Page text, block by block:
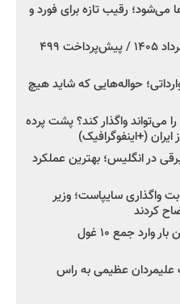
رقیب تازه برای فورد و
فروش کوییک اس از امروز در مرداد ۱۴۰۵ / پیش‌پرداخت ۴۹۹
حواله‌هایی که شاید هیچ
می‌تواند واگذار کند؟ پشت پرده
(+اینفوگرافیک)
در انگلیس؛ بهترین عملکرد
واگذاری سایپاست؛ وزیر
کردند
۳ خودروساز چینی برای نخستین بار وارد جمع ۱۰ غول
علیمردان عظیمی به راس